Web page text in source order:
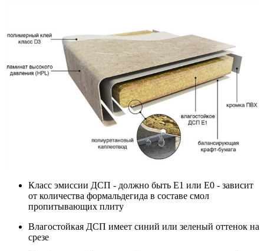
Класс эмиссии ДСП - должно быть Е1 или Е0 - зависит
от количества формальдегида в составе смол
пропитывающих плиту
Влагостойкая ДСП имеет синий или зеленый оттенок на
срезе